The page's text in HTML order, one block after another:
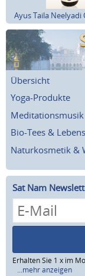
Ayus Taila Neelyadi
Übersicht
Yoga-Produkte
Meditationsmusik
Bio-Tees &
Naturkosmetik &
Sat Nam
Erhalten Sie 1 x im
...mehr anzeigen